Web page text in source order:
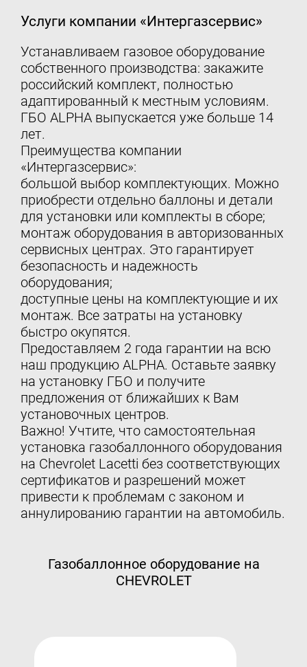
Услуги компании «Интергазсервис»
Устанавливаем газовое оборудование
собственного производства: закажите
российский комплект, полностью
адаптированный к местным условиям.
ГБО ALPHA выпускается уже больше 14
лет.
Преимущества компании
«Интергазсервис»:
большой выбор комплектующих. Можно
приобрести отдельно баллоны и детали
для установки или комплекты в сборе;
монтаж оборудования в авторизованных
сервисных центрах. Это гарантирует
безопасность и надежность
оборудования;
доступные цены на комплектующие и их
монтаж. Все затраты на установку
быстро окупятся.
Предоставляем 2 года гарантии на всю
наш продукцию ALPHA. Оставьте заявку
на установку ГБО и получите
предложения от ближайших к Вам
установочных центров.
Важно! Учтите, что самостоятельная
установка газобаллонного оборудования
на Chevrolet Lacetti без соответствующих
сертификатов и разрешений может
привести к проблемам с законом и
аннулированию гарантии на автомобиль.
Газобаллонное оборудование на
CHEVROLET